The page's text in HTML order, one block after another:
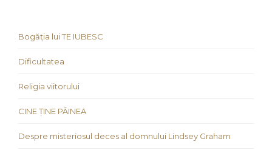
Bogăția lui TE IUBESC
Dificultatea
Religia viitorului
CINE ȚINE PÂINEA
Despre misteriosul deces al domnului Lindsey Graham